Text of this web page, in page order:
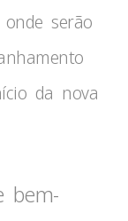
onde serão
da nova
bem-